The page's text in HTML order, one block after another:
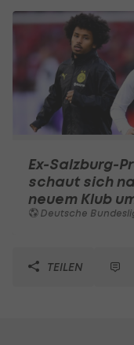
Ex-Salzburg-
schaut sich
neuem Klub
Deutsche
TEILEN